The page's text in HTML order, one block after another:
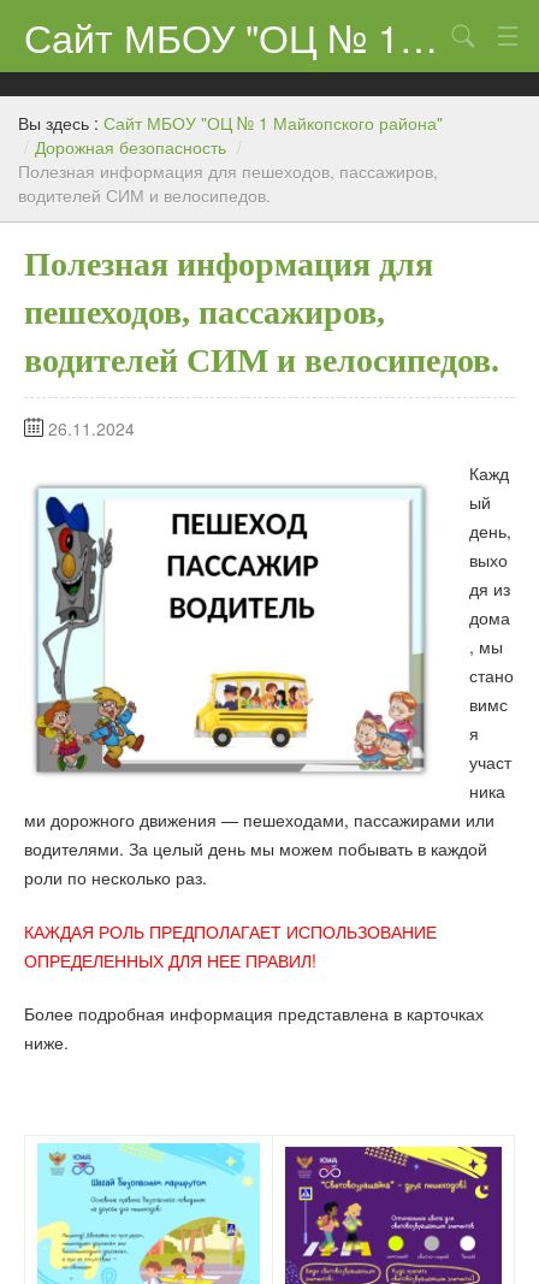
Сайт МБОУ "ОЦ № 1 Майкопского района"
Сведения об образовательном учреждении
ЕГЭ-11 и ГИА
Карта сайта
Центр «Точка роста»
Родителям
Поиск
Вы здесь : Сайт МБОУ "ОЦ № 1 Майкопского района"
/ Дорожная безопасность /
Полезная информация для пешеходов, пассажиров,
водителей СИМ и велосипедов.
Полезная информация для
пешеходов, пассажиров,
водителей СИМ и велосипедов.
26.11.2024
Кажд
ый
день,
выхо
дя из
дома
, мы
стано
вимс
я
участ
ника
ми дорожного движения — пешеходами, пассажирами или
водителями. За целый день мы можем побывать в каждой
роли по несколько раз.
КАЖДАЯ РОЛЬ ПРЕДПОЛАГАЕТ ИСПОЛЬЗОВАНИЕ
ОПРЕДЕЛЕННЫХ ДЛЯ НЕЕ ПРАВИЛ!
Более подробная информация представлена в карточках
ниже.